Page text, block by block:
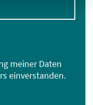
meiner Daten
einverstanden.